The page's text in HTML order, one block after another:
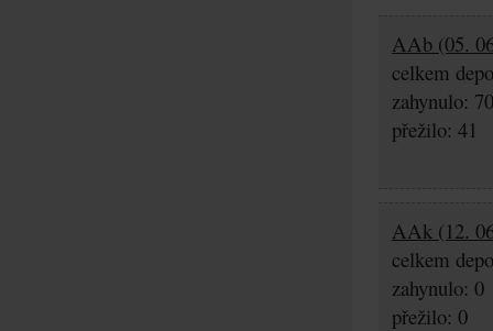
AAb (05.
celkem
zahynulo:
přežilo: 41
AAk (12.
celkem
zahynulo: 0
přežilo: 0